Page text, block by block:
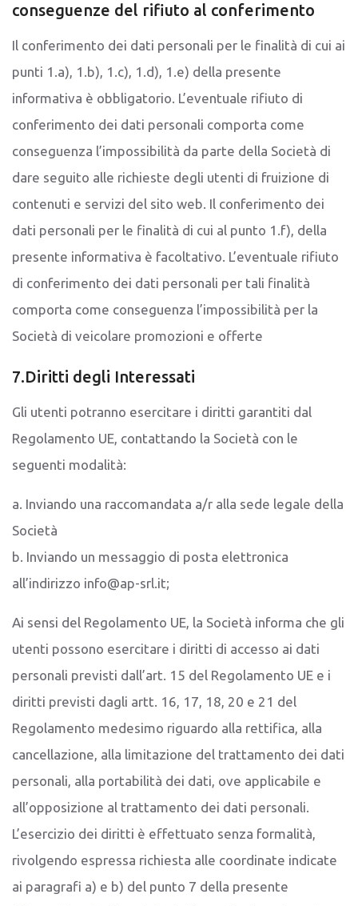
conseguenze del rifiuto al conferimento
Il conferimento dei dati personali per le finalità di cui ai
punti 1.a), 1.b), 1.c), 1.d), 1.e) della presente
informativa è obbligatorio. L’eventuale rifiuto di
conferimento dei dati personali comporta come
conseguenza l’impossibilità da parte della Società di
dare seguito alle richieste degli utenti di fruizione di
contenuti e servizi del sito web. Il conferimento dei
dati personali per le finalità di cui al punto 1.f), della
presente informativa è facoltativo. L’eventuale rifiuto
di conferimento dei dati personali per tali finalità
comporta come conseguenza l’impossibilità per la
Società di veicolare promozioni e offerte
7.Diritti degli Interessati
Gli utenti potranno esercitare i diritti garantiti dal
Regolamento UE, contattando la Società con le
seguenti modalità:
a. Inviando una raccomandata a/r alla sede legale della
Società
b. Inviando un messaggio di posta elettronica
all’indirizzo info@ap-srl.it;
Ai sensi del Regolamento UE, la Società informa che gli
utenti possono esercitare i diritti di accesso ai dati
personali previsti dall’art. 15 del Regolamento UE e i
diritti previsti dagli artt. 16, 17, 18, 20 e 21 del
Regolamento medesimo riguardo alla rettifica, alla
cancellazione, alla limitazione del trattamento dei dati
personali, alla portabilità dei dati, ove applicabile e
all’opposizione al trattamento dei dati personali.
L’esercizio dei diritti è effettuato senza formalità,
rivolgendo espressa richiesta alle coordinate indicate
ai paragrafi a) e b) del punto 7 della presente